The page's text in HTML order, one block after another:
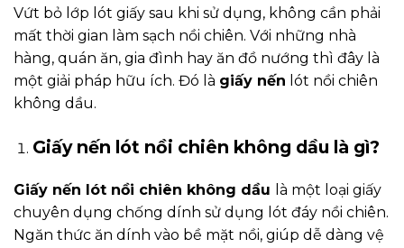
Vứt bỏ lớp lót giấy sau khi sử dụng, không cần phải
mất thời gian làm sạch nồi chiên. Với những nhà
hàng, quán ăn, gia đình hay ăn đồ nướng thì đây là
một giải pháp hữu ích. Đó là giấy nến lót nồi chiên
không dầu.
Giấy nến lót nồi chiên không dầu là gì?
Giấy nến lót nồi chiên không dầu là một loại giấy
chuyên dụng chống dính sử dụng lót đáy nồi chiên.
Ngăn thức ăn dính vào bề mặt nồi, giúp dễ dàng vệ